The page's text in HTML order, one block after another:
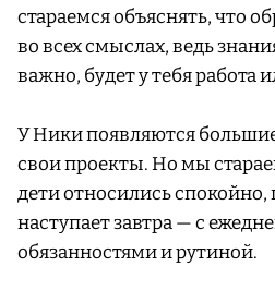
стараемся объяснять, что
во всех смыслах, ведь
важно, будет у тебя работа
У Ники появляются
свои проекты. Но мы
дети относились спокойно,
наступает завтра — с
обязанностями и рутиной.